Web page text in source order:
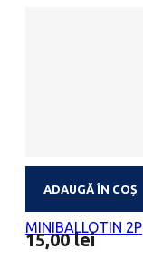
ADAUGĂ ÎN COȘ
MINIBALLOTIN 2P
15,00lei